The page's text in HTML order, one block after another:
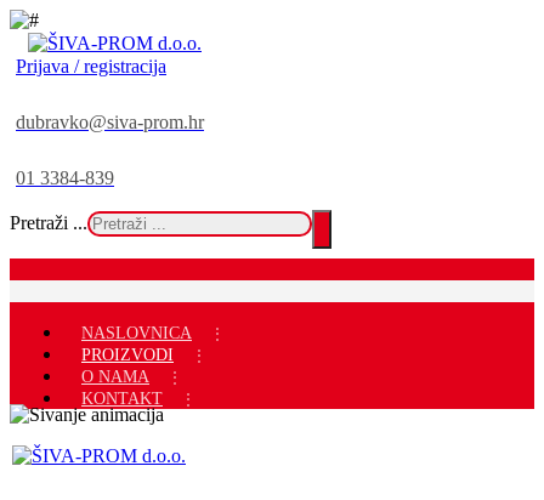
Prijava / registracija
dubravko@siva-prom.hr
01 3384-839
Pretraži ...
NASLOVNICA
PROIZVODI
O NAMA
KONTAKT